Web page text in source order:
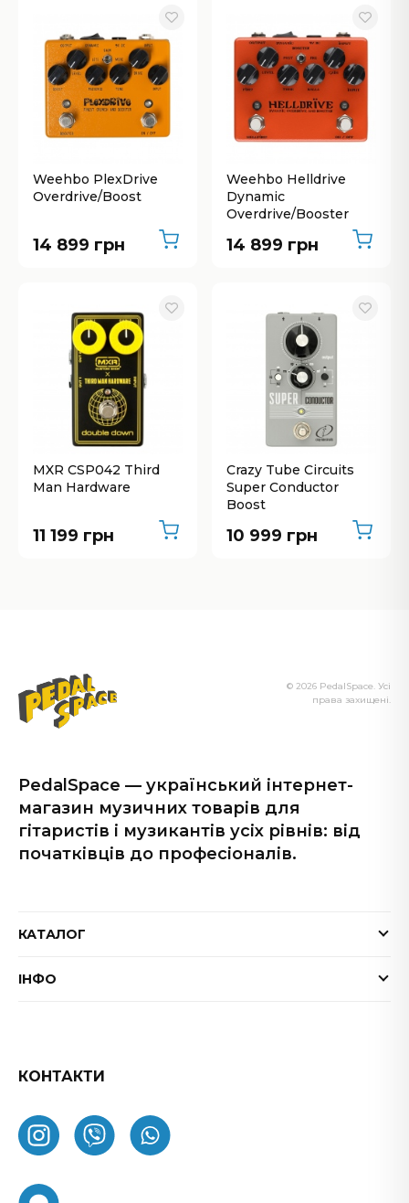
Weehbo PlexDrive
Overdrive/Boost
14 899 грн
Weehbo Helldrive
Dynamic
Overdrive/Booster
14 899 грн
MXR CSP042 Third
Man Hardware
11 199 грн
Crazy Tube Circuits
Super Conductor
Boost
10 999 грн
PedalSpace — український інтернет-
магазин музичних товарів для
гітаристів і музикантів усіх рівнів: від
початківців до професіоналів.
© 2026 PedalSpace. Усі
права захищені.
КАТАЛОГ
Електрогітари
Підсилювачі
Комбопідсилювачі
ІНФО
Обмін та повернення товару
Як замовити
КОНТАКТИ